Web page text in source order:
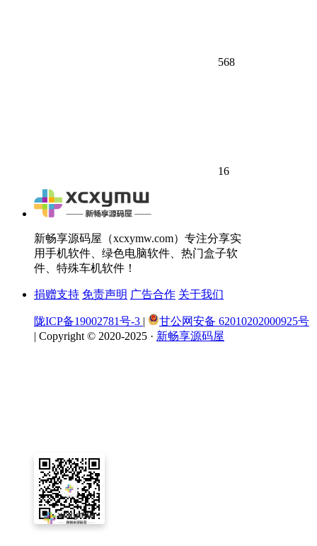
568
16
新畅享源码屋（xcxymw.com）专注分享实
用手机软件、绿色电脑软件、热门盒子软
件、特殊车机软件！
捐赠支持 免责声明 广告合作 关于我们
陇ICP备19002781号-3 |
甘公网安备 62010202000925号
| Copyright © 2020-2025 · 新畅享源码屋